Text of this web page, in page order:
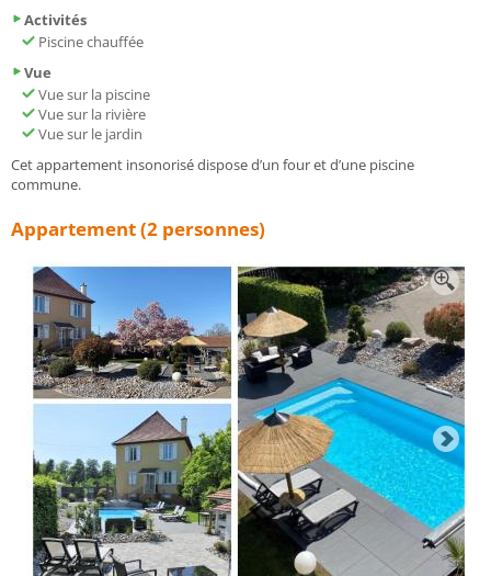
Activités
Piscine chauffée
Vue
Vue sur la piscine
Vue sur la rivière
Vue sur le jardin
Cet appartement insonorisé dispose d’un four et d’une piscine
commune.
Appartement (2 personnes)